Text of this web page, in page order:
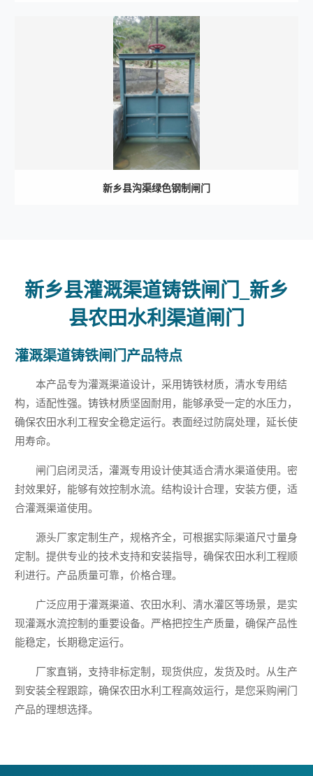
新乡县沟渠绿色钢制闸门
新乡县灌溉渠道铸铁闸门_新乡
县农田水利渠道闸门
灌溉渠道铸铁闸门产品特点
本产品专为灌溉渠道设计，采用铸铁材质，清水专用结
构，适配性强。铸铁材质坚固耐用，能够承受一定的水压力，
确保农田水利工程安全稳定运行。表面经过防腐处理，延长使
用寿命。
闸门启闭灵活，灌溉专用设计使其适合清水渠道使用。密
封效果好，能够有效控制水流。结构设计合理，安装方便，适
合灌溉渠道使用。
源头厂家定制生产，规格齐全，可根据实际渠道尺寸量身
定制。提供专业的技术支持和安装指导，确保农田水利工程顺
利进行。产品质量可靠，价格合理。
广泛应用于灌溉渠道、农田水利、清水灌区等场景，是实
现灌溉水流控制的重要设备。严格把控生产质量，确保产品性
能稳定，长期稳定运行。
厂家直销，支持非标定制，现货供应，发货及时。从生产
到安装全程跟踪，确保农田水利工程高效运行，是您采购闸门
产品的理想选择。